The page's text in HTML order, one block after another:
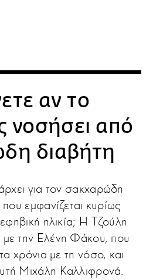
αν το
νοσήσει από
διαβήτη
για τον σακχαρώδη
εμφανίζεται κυρίως
ηλικία; H Τζούλη
την Ελένη Φάκου, που
χρόνια με τη νόσο, και
Μιχάλη Καλλιφρονά.